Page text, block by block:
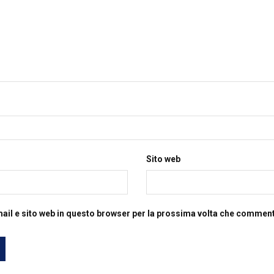
Sito web
e sito web in questo browser per la prossima volta che